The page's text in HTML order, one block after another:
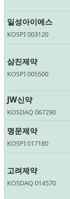
일성아이에스
KOSPI 003120
삼진제약
KOSPI 005500
JW신약
KOSDAQ 067290
명문제약
KOSPI 017180
고려제약
KOSDAQ 014570